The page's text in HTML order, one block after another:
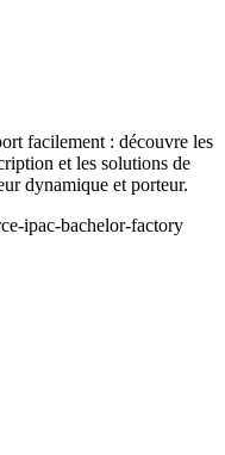
facilement : découvre les
et les solutions de
dynamique et porteur.